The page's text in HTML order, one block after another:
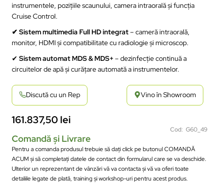
instrumentele, pozițiile scaunului, camera intraorală și funcția
Cruise Control.
✔ Sistem multimedia Full HD integrat– cameră intraorală,
monitor, HDMI și compatibilitate cu radiologie și microscop.
✔ Sistem automat MDS & MDS+– dezinfecție continuă a
circuitelor de apă și curățare automată a instrumentelor.
Discută cu un Rep Vino în Showroom
161.837,50 lei
Cod: G60_49
Comandă și Livrare
Pentru a comanda produsul trebuie să dați click pe butonul COMANDĂ
ACUM și să completați datele de contact din formularul care se va deschide.
Ulterior un reprezentant de vânzări vă va contacta și vă va oferi toate
detaliile legate de plată, training și workshop-uri pentru acest produs.